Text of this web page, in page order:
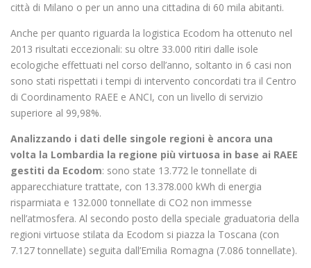
città di Milano o per un anno una cittadina di 60 mila abitanti.
Anche per quanto riguarda la logistica Ecodom ha ottenuto nel
2013 risultati eccezionali: su oltre 33.000 ritiri dalle isole
ecologiche effettuati nel corso dell’anno, soltanto in 6 casi non
sono stati rispettati i tempi di intervento concordati tra il Centro
di Coordinamento RAEE e ANCI, con un livello di servizio
superiore al 99,98%.
Analizzando i dati delle singole regioni è ancora una
volta la Lombardia la regione più virtuosa in base ai RAEE
gestiti da Ecodom: sono state 13.772 le tonnellate di
apparecchiature trattate, con 13.378.000 kWh di energia
risparmiata e 132.000 tonnellate di CO2 non immesse
nell’atmosfera. Al secondo posto della speciale graduatoria della
regioni virtuose stilata da Ecodom si piazza la Toscana (con
7.127 tonnellate) seguita dall’Emilia Romagna (7.086 tonnellate).